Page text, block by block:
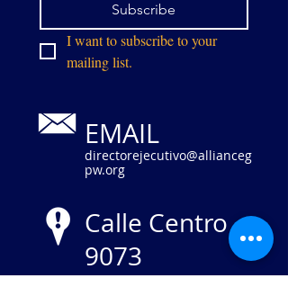
Subscribe
I want to subscribe to your
mailing list.
EMAIL
directorejecutivo@allianceg
pw.org
Calle Centro
9073